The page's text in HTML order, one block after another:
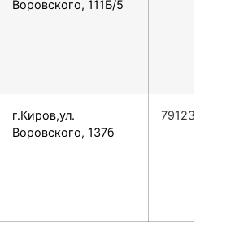
Воровского, 111Б/5
г.Киров,ул.
Воровского, 137б
79123759202